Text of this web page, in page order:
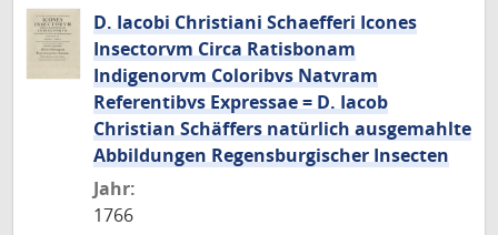
D. Iacobi Christiani Schaefferi Icones
Insectorvm Circa Ratisbonam
Indigenorvm Coloribvs Natvram
Referentibvs Expressae = D. Iacob
Christian Schäffers natürlich ausgemahlte
Abbildungen Regensburgischer Insecten
Jahr:
1766